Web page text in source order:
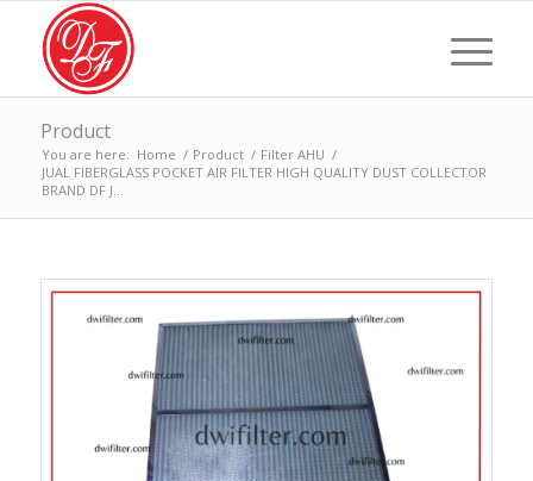
Product
You are here: Home / Product / Filter AHU /
JUAL FIBERGLASS POCKET AIR FILTER HIGH QUALITY DUST COLLECTOR
BRAND DF J...